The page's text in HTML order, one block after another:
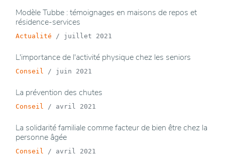
Modèle Tubbe : témoignages en maisons de repos et
résidence-services
Actualité / juillet 2021
L'importance de l'activité physique chez les seniors
Conseil / juin 2021
La prévention des chutes
Conseil / avril 2021
La solidarité familiale comme facteur de bien être chez la
personne âgée
Conseil / avril 2021